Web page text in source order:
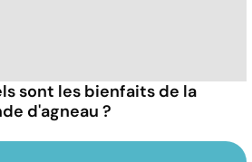
sont les bienfaits de la
d'agneau ?